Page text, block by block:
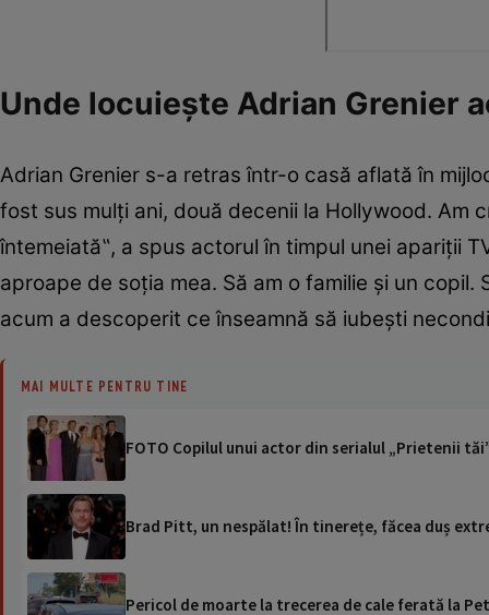
Unde locuiește Adrian Grenier
Adrian Grenier s-a retras într-o casă aflată în
fost sus mulți ani, două decenii la Hollywood. Am
întemeiată‟, a spus actorul în timpul unei apariții
aproape de soția mea. Să am o familie și un
acum a descoperit ce înseamnă să iubești
MAI MULTE PENTRU TINE
FOTO Copilul unui actor din serialul „Prietenii
Brad Pitt, un nespălat! În tinerețe, făcea duș
Pericol de moarte la trecerea de cale ferată la